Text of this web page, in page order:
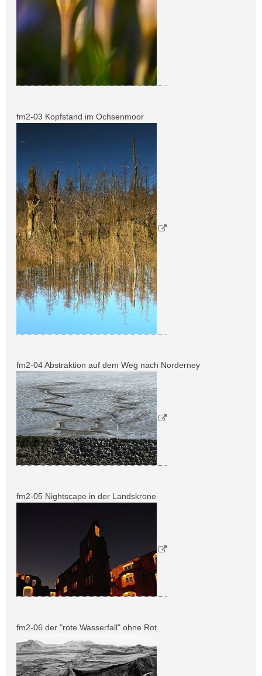
fm2-03 Kopfstand im Ochsenmoor
fm2-04 Abstraktion auf dem Weg nach Norderney
fm2-05 Nightscape in der Landskrone
fm2-06 der "rote Wasserfall" ohne Rot